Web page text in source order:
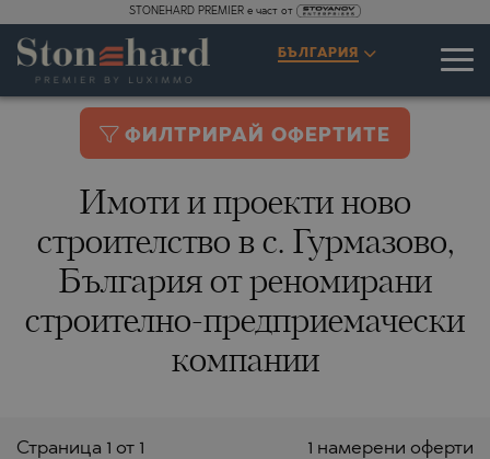
STONEHARD PREMIER е част от
БЪЛГАРИЯ
ФИЛТРИРАЙ ОФЕРТИТЕ
Имоти и проекти ново
строителство в с. Гурмазово,
България от реномирани
строително-предприемачески
компании
1 намерени оферти
Страницa 1 от 1